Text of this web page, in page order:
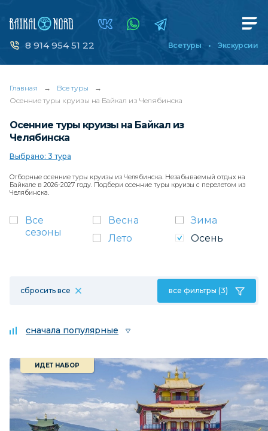
8 914 954 51 22 Все туры Экскурсии
Главная → Все туры
→
Осенние туры круизы на Байкал из Челябинска
Осенние туры круизы на Байкал из
Челябинска
Выбрано: 3 тура
Отборные осенние туры круизы из Челябинска. Незабываемый отдых на
Байкале в 2026-2027 году. Подбери осенние туры круизы с перелетом из
Челябинска.
Все
сезоны
Весна
Зима
Лето
Осень
сбросить все все фильтры (3)
сначала популярные
ИДЕТ НАБОР